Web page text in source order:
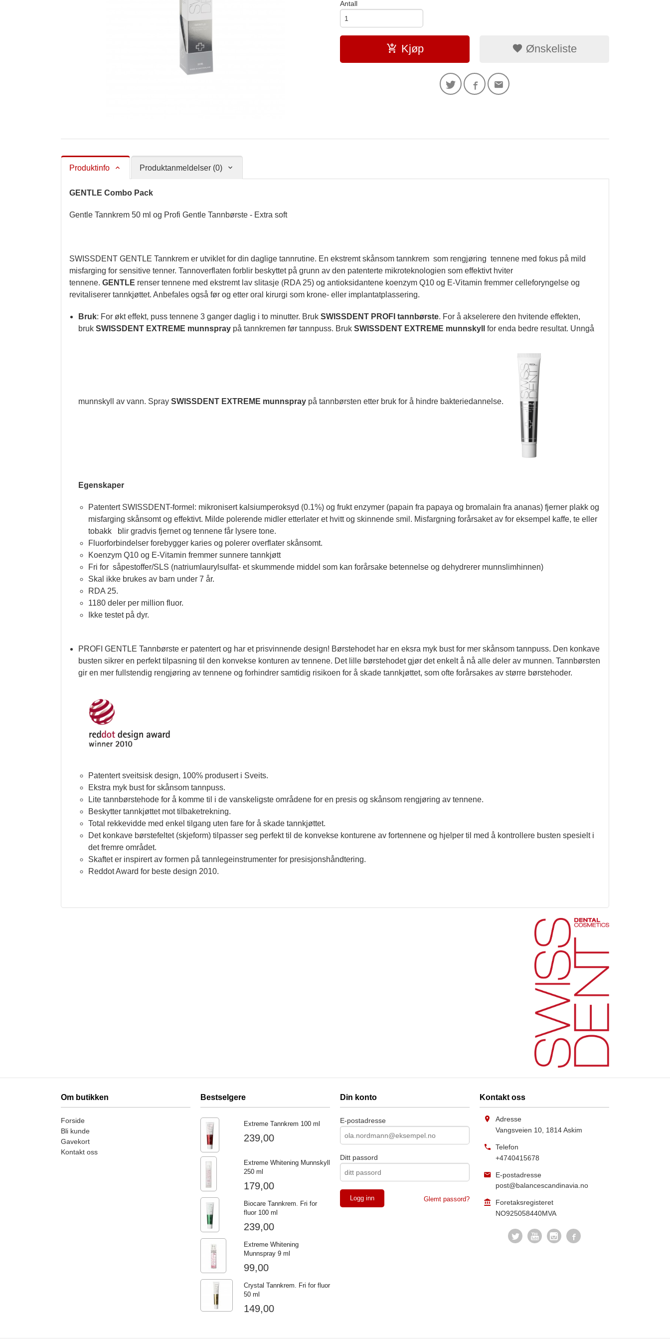
Antall
Kjøp Ønskeliste
Produktinfo Produktanmeldelser (0)
GENTLE Combo Pack
Gentle Tannkrem 50 ml og Profi Gentle Tannbørste - Extra soft
SWISSDENT GENTLE Tannkrem er utviklet for din daglige tannrutine. En ekstremt skånsom tannkrem som rengjøring tennene med fokus på mild
misfarging for sensitive tenner. Tannoverflaten forblir beskyttet på grunn av den patenterte mikroteknologien som effektivt hviter
tennene. GENTLE renser tennene med ekstremt lav slitasje (RDA 25) og antioksidantene koenzym Q10 og E-Vitamin fremmer celleforyngelse og
revitaliserer tannkjøttet. Anbefales også før og etter oral kirurgi som krone- eller implantatplassering.
Bruk: For økt effekt, puss tennene 3 ganger daglig i to minutter. Bruk SWISSDENT PROFI tannbørste. For å akselerere den hvitende effekten,
bruk SWISSDENT EXTREME munnspraypå tannkremen før tannpuss. Bruk SWISSDENT EXTREME munnskyll for enda bedre resultat. Unngå
munnskyll av vann. Spray SWISSDENT EXTREME munnspraypå tannbørsten etter bruk for å hindre bakteriedannelse.
Egenskaper
Patentert SWISSDENT-formel: mikronisert kalsiumperoksyd (0.1%) og frukt enzymer (papain fra papaya og bromalain fra ananas) fjerner plakk og
misfarging skånsomt og effektivt. Milde polerende midler etterlater et hvitt og skinnende smil. Misfargning forårsaket av for eksempel kaffe, te eller
tobakk blir gradvis fjernet og tennene får lysere tone.
Fluorforbindelser forebygger karies og polerer overflater skånsomt.
Koenzym Q10 og E-Vitamin fremmer sunnere tannkjøtt
Fri for såpestoffer/SLS (natriumlaurylsulfat- et skummende middel som kan forårsake betennelse og dehydrerer munnslimhinnen)
Skal ikke brukes av barn under 7 år.
RDA 25.
1180 deler per million fluor.
Ikke testet på dyr.
PROFI GENTLE Tannbørste er patentert og har et prisvinnende design! Børstehodet har en eksra myk bust for mer skånsom tannpuss. Den konkave
busten sikrer en perfekt tilpasning til den konvekse konturen av tennene. Det lille børstehodet gjør det enkelt å nå alle deler av munnen. Tannbørsten
gir en mer fullstendig rengjøring av tennene og forhindrer samtidig risikoen for å skade tannkjøttet, som ofte forårsakes av større børstehoder.
Patentert sveitsisk design, 100% produsert i Sveits.
Ekstra myk bust for skånsom tannpuss.
Lite tannbørstehode for å komme til i de vanskeligste områdene for en presis og skånsom rengjøring av tennene.
Beskytter tannkjøttet mot tilbaketrekning.
Total rekkevidde med enkel tilgang uten fare for å skade tannkjøttet.
Det konkave børstefeltet (skjeform) tilpasser seg perfekt til de konvekse konturene av fortennene og hjelper til med å kontrollere busten spesielt i
det fremre området.
Skaftet er inspirert av formen på tannlegeinstrumenter for presisjonshåndtering.
Reddot Award for beste design 2010.
Om butikken
Forside
Bli kunde
Gavekort
Kontakt oss
Bestselgere
Extreme Tannkrem 100 ml
239,00
Extreme Whitening Munnskyll
250 ml
179,00
Biocare Tannkrem. Fri for
fluor 100 ml
239,00
Extreme Whitening
Munnspray 9 ml
99,00
Crystal Tannkrem. Fri for fluor
50 ml
149,00
Din konto
E-postadresse
Ditt passord
Glemt passord?
Kontakt oss
Adresse
Vangsveien 10 1814Askim
Telefon
+4740415678
E-postadresse
post@balancescandinavia.no
Foretaksregisteret
NO925058440MVA